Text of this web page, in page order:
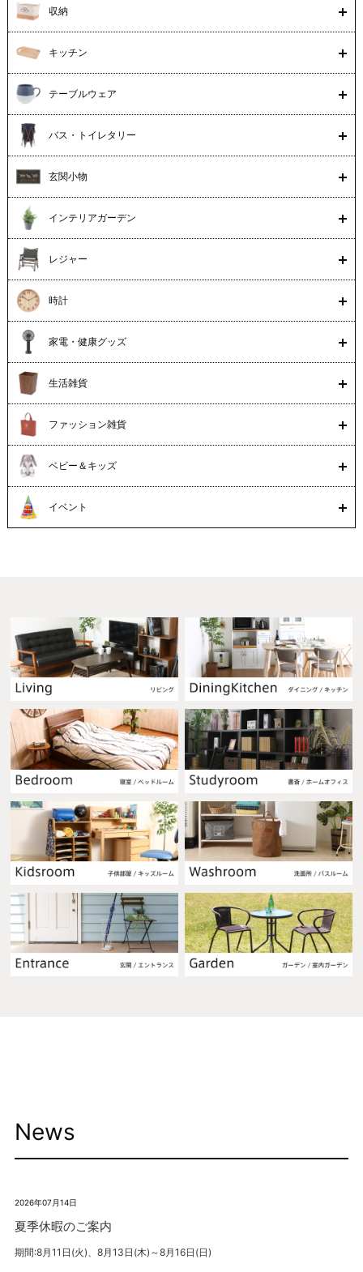
収納
キッチン
テーブルウェア
バス・トイレタリー
玄関小物
インテリアガーデン
レジャー
時計
家電・健康グッズ
生活雑貨
ファッション雑貨
ベビー＆キッズ
イベント